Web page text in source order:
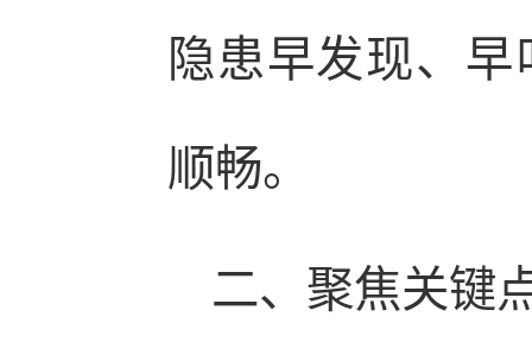
隐患早发现、
顺畅。
二、聚焦关键